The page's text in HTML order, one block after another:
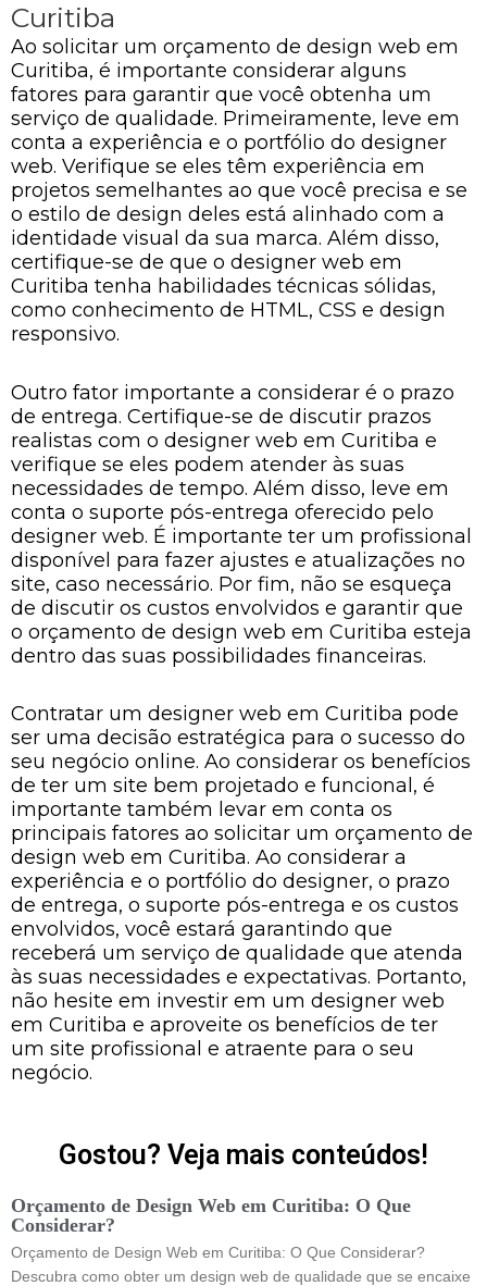
Curitiba
Ao solicitar um orçamento de design web em
Curitiba, é importante considerar alguns
fatores para garantir que você obtenha um
serviço de qualidade. Primeiramente, leve em
conta a experiência e o portfólio do designer
web. Verifique se eles têm experiência em
projetos semelhantes ao que você precisa e se
o estilo de design deles está alinhado com a
identidade visual da sua marca. Além disso,
certifique-se de que o designer web em
Curitiba tenha habilidades técnicas sólidas,
como conhecimento de HTML, CSS e design
responsivo.
Outro fator importante a considerar é o prazo
de entrega. Certifique-se de discutir prazos
realistas com o designer web em Curitiba e
verifique se eles podem atender às suas
necessidades de tempo. Além disso, leve em
conta o suporte pós-entrega oferecido pelo
designer web. É importante ter um profissional
disponível para fazer ajustes e atualizações no
site, caso necessário. Por fim, não se esqueça
de discutir os custos envolvidos e garantir que
o orçamento de design web em Curitiba esteja
dentro das suas possibilidades financeiras.
Contratar um designer web em Curitiba pode
ser uma decisão estratégica para o sucesso do
seu negócio online. Ao considerar os benefícios
de ter um site bem projetado e funcional, é
importante também levar em conta os
principais fatores ao solicitar um orçamento de
design web em Curitiba. Ao considerar a
experiência e o portfólio do designer, o prazo
de entrega, o suporte pós-entrega e os custos
envolvidos, você estará garantindo que
receberá um serviço de qualidade que atenda
às suas necessidades e expectativas. Portanto,
não hesite em investir em um designer web
em Curitiba e aproveite os benefícios de ter
um site profissional e atraente para o seu
negócio.
Gostou? Veja mais conteúdos!
Orçamento de Design Web em Curitiba: O Que
Considerar?
Orçamento de Design Web em Curitiba: O Que Considerar?
Descubra como obter um design web de qualidade que se encaixe